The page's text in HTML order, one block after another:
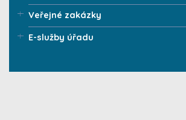
Veřejné zakázky
E-služby úřadu